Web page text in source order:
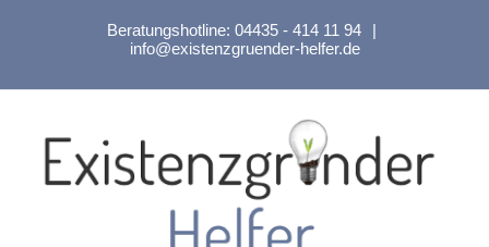
Beratungshotline: 04435 - 414 11 94
|
info@existenzgruender-helfer.de